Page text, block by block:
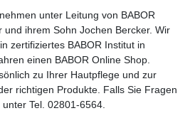
unter Leitung von BABOR
und ihrem Sohn Jochen Bercker. Wir
zertifiziertes BABOR Institut in
einen BABOR Online Shop.
zu Ihrer Hautpflege und zur
richtigen Produkte. Falls Sie Fragen
Tel. 02801-6564.